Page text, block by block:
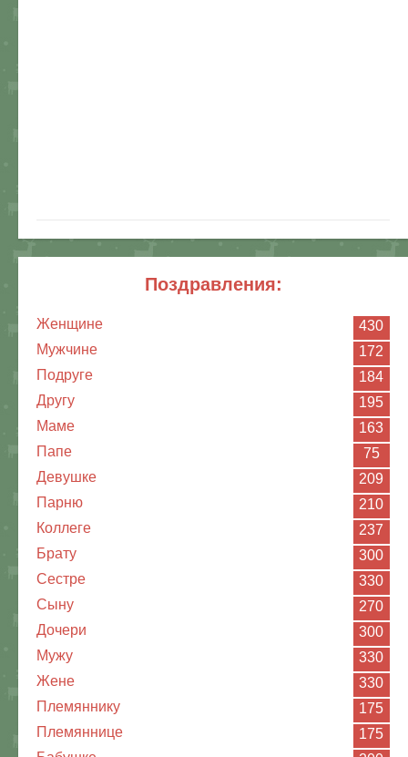
поздравления:
Женщине
430
Мужчине
172
Подруге
184
Другу
195
Маме
163
Папе
75
Девушке
209
Парню
210
Коллеге
237
Брату
300
Сестре
330
Сыну
270
Дочери
300
Мужу
330
Жене
330
Племяннику
175
Племяннице
175